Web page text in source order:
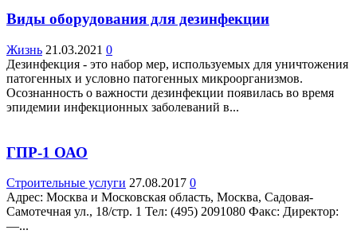
Виды оборудования для дезинфекции
Жизнь 21.03.2021 0
Дезинфекция - это набор мер, используемых для уничтожения
патогенных и условно патогенных микроорганизмов.
Осознанность о важности дезинфекции появилась во время
эпидемии инфекционных заболеваний в...
ГПР-1 ОАО
Строительные услуги 27.08.2017 0
Адрес: Москва и Московская область, Москва, Садовая-
Самотечная ул., 18/стр. 1 Teл: (495) 2091080 Факс: Директор:
—...